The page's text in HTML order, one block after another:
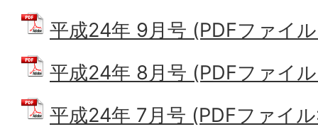
平成24年 9月号 (PDFファイ
平成24年 8月号 (PDFファイ
平成24年 7月号 (PDFファイ